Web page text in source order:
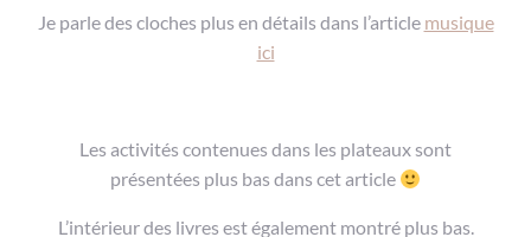
Je parle des cloches plus en détails dans l’article musique
ici
Les activités contenues dans les plateaux sont
présentées plus bas dans cet article
L’intérieur des livres est également montré plus bas.